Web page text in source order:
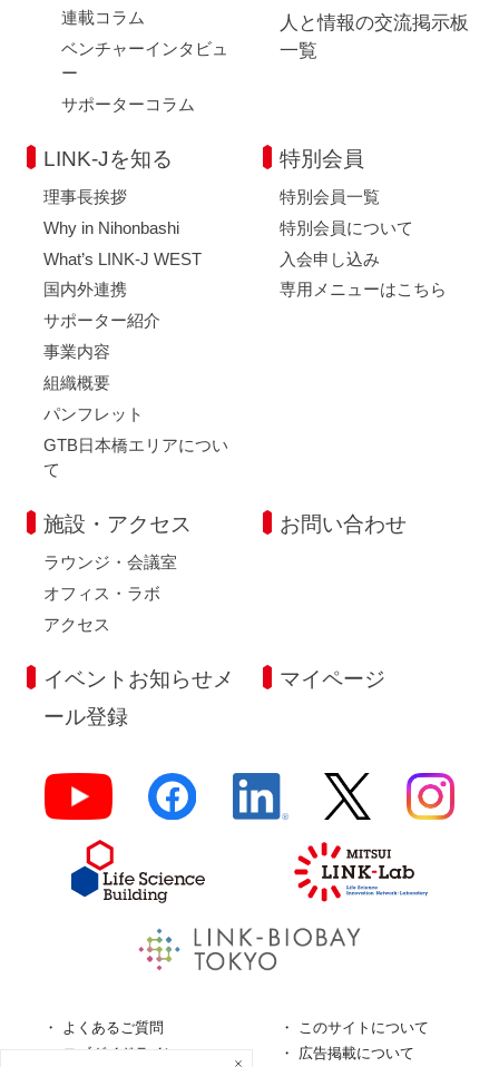
連載コラム
ベンチャーインタビュ
ー
サポーターコラム
人と情報の交流掲示板
一覧
LINK-Jを知る
理事長挨拶
Why in Nihonbashi
What’s LINK-J WEST
国内外連携
サポーター紹介
事業内容
組織概要
パンフレット
GTB日本橋エリアについ
て
特別会員
特別会員一覧
特別会員について
入会申し込み
専用メニューはこちら
施設・アクセス
ラウンジ・会議室
オフィス・ラボ
アクセス
お問い合わせ
イベントお知らせメ
ール登録
マイページ
よくあるご質問
このサイトについて
ロゴガイドライン
広告掲載について